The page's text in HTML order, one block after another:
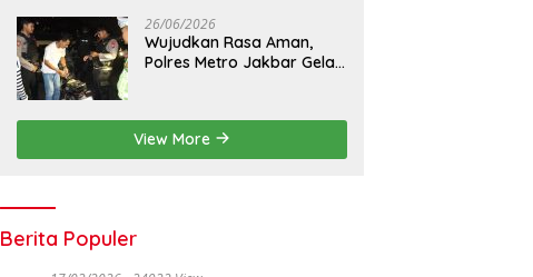
Polri Menjaga Kamtibmas
26/06/2026
Wujudkan Rasa Aman,
Polres Metro Jakbar Gelar
View More
Berita Populer